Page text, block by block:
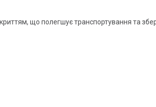
що полегшує транспортування та